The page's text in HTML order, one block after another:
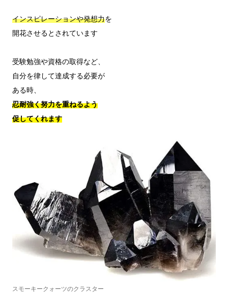
インスピレーションや発想力を
開花させるとされています
受験勉強や資格の取得など、
自分を律して達成する必要が
忍耐強く努力を重ねるよう
促してくれます
スモーキークォーツのクラスター